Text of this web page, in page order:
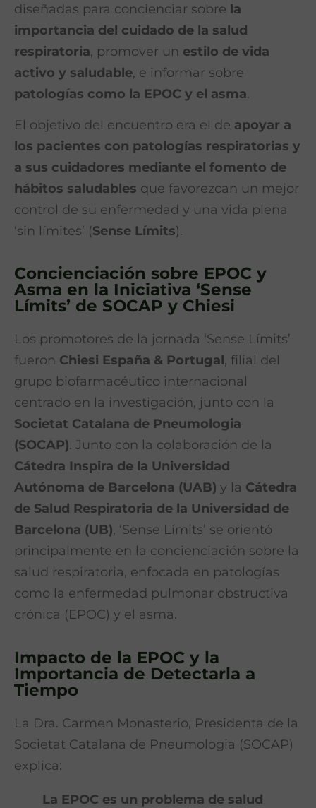
diseñadas para concienciar sobre la
importancia del cuidado de la salud
respiratoria, promover un estilo de vida
activo y saludable, e informar sobre
patologías como la EPOC y el asma.
El objetivo del encuentro era el de apoyar a
los pacientes con patologías respiratorias y
a sus cuidadores mediante el fomento de
hábitos saludables que favorezcan un mejor
control de su enfermedad y una vida plena
‘sin límites’ (Sense Límits).
Concienciación sobre EPOC y
Asma en la Iniciativa ‘Sense
Límits’ de SOCAP y Chiesi
Los promotores de la jornada ‘Sense Límits’
fueron Chiesi España & Portugal, filial del
grupo biofarmacéutico internacional
centrado en la investigación, junto con la
Societat Catalana de Pneumologia
(SOCAP). Junto con la colaboración de la
Cátedra Inspira de la Universidad
Autónoma de Barcelona (UAB) y la Cátedra
de Salud Respiratoria de la Universidad de
Barcelona (UB), ‘Sense Límits’ se orientó
principalmente en la concienciación sobre la
salud respiratoria, enfocada en patologías
como la enfermedad pulmonar obstructiva
crónica (EPOC) y el asma.
Impacto de la EPOC y la
Importancia de Detectarla a
Tiempo
La Dra. Carmen Monasterio, Presidenta de la
Societat Catalana de Pneumologia (SOCAP)
explica:
La EPOC es un problema de salud